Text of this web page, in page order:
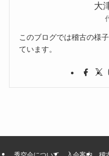
大
このブログでは稽古の様
ています。